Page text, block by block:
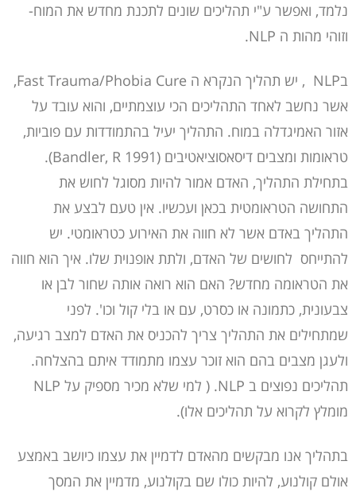
נלמד, ואפשר ע"י תהליכים שונים לתכנת מחדש את המוח-
וזוהי מהות ה NLP.
בNLP , יש תהליך הנקרא ה Fast Trauma/Phobia Cure,
אשר נחשב לאחד התהליכים הכי עוצמתיים, והוא עובד על
אזור האמיגדלה במוח. התהליך יעיל בהתמודדות עם פוביות,
טראומות ומצבים דיסאסוציאטיבים (Bandler, R 1991).
בתחילת התהליך, האדם אמור להיות מסוגל לחוש את
התחושה הטראומטית בכאן ועכשיו. אין טעם לבצע את
התהליך באדם אשר לא חווה את האירוע כטראומטי. יש
להתייחס לחושים של האדם, ולתת אופנוית שלו. איך הוא חווה
את הטראומה מחדש? האם הוא רואה אותה שחור לבן או
צבעונית, כתמונה או כסרט, עם או בלי קול וכו'. לפני
שמתחילים את התהליך צריך להכניס את האדם למצב רגיעה,
ולעגן מצבים בהם הוא זוכר עצמו מתמודד איתם בהצלחה.
תהליכים נפוצים ב NLP. ( למי שלא מכיר מספיק על NLP
מומלץ לקרוא על תהליכים אלו).
בתהליך אנו מבקשים מהאדם לדמיין את עצמו כיושב באמצע
אולם קולנוע, להיות כולו שם בקולנוע, מדמיין את המסך